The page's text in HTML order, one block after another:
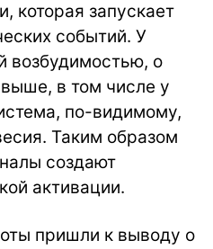
которая запускает
событий. У
возбудимостью, о
в том числе у
по-видимому,
Таким образом
создают
активации.
пришли к выводу о